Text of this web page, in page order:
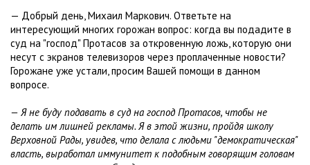
— Добрый день, Михаил Маркович. Ответьте на
интересующий многих горожан вопрос: когда вы подадите в
суд на "господ" Протасов за откровенную ложь, которую они
несут с экранов телевизоров через проплаченные новости?
Горожане уже устали, просим Вашей помощи в данном
вопросе.
— Я не буду подавать в суд на господ Протасов, чтобы не
делать им лишней рекламы. Я в этой жизни, пройдя школу
Верховной Рады, увидев, что делала с людьми "демократическая"
власть, выработал иммунитет к подобным говорящим головам